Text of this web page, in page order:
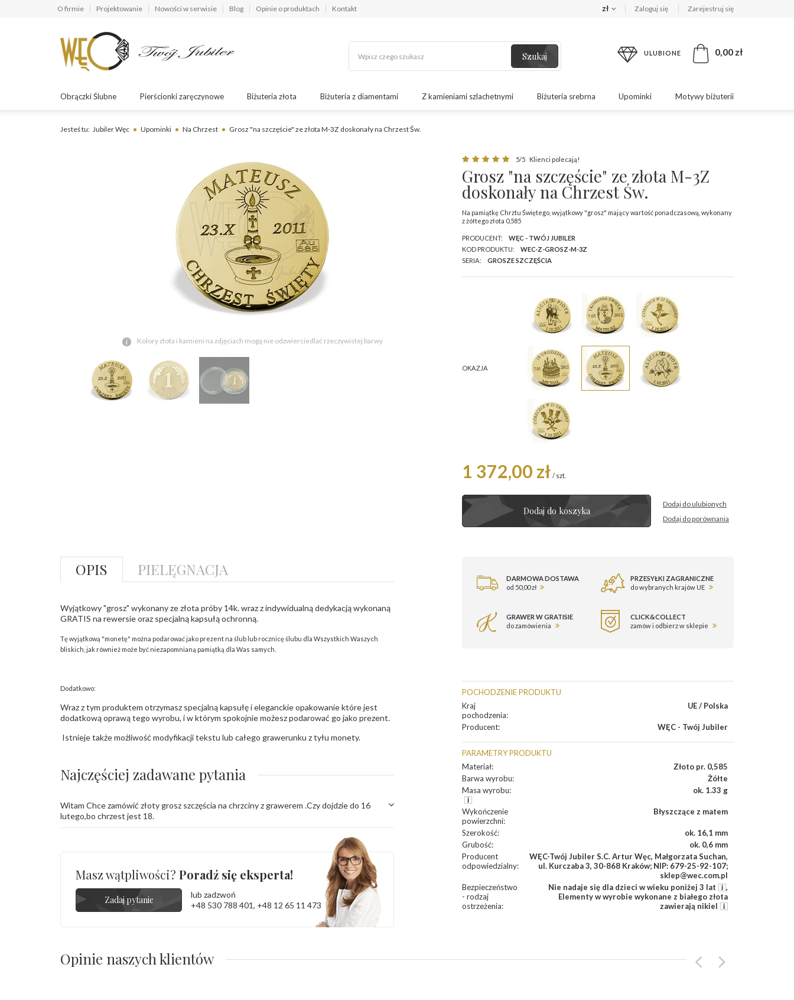
O firmie Projektowanie Nowości w serwisie Blog Opinie o produktach Kontakt zł Zaloguj się Zarejestruj się
Szukaj ULUBIONE 0,00 zł
Obrączki Ślubne Pierścionki zaręczynowe Biżuteria złota Biżuteria z diamentami Z kamieniami szlachetnymi Biżuteria srebrna Upominki Motywy biżuterii
Jesteś tu: Jubiler Węc Upominki Na Chrzest Grosz "na szczęście" ze złota M-3Z doskonały na Chrzest Św.
Kolory złota i kamieni na zdjęciach mogą nie odzwierciedlać rzeczywistej barwy
5/5 Klienci polecają!
Grosz "na szczęście" ze złota M-3Z
doskonały na Chrzest Św.
Na pamiątkę Chrztu Świętego, wyjątkowy "grosz" mający wartość ponadczasową, wykonany
z żółtego złota 0,585
PRODUCENT:
WĘC - TWÓJ JUBILER
KOD PRODUKTU:
WEC-Z-GROSZ-M-3Z
SERIA:
GROSZE SZCZĘŚCIA
OKAZJA
1 372,00 zł / szt.
Dodaj do koszyka
Dodaj do ulubionych
Dodaj do porównania
DARMOWA DOSTAWA
od 50,00 zł
PRZESYŁKI ZAGRANICZNE
do wybranych krajów UE
GRAWER W GRATISIE
do zamówienia
CLICK&COLLECT
zamów i odbierz w sklepie
POCHODZENIE PRODUKTU
Kraj
pochodzenia:
UE / Polska
Producent: WĘC - Twój Jubiler
PARAMETRY PRODUKTU
Materiał:
Złoto pr. 0,585
Barwa wyrobu:
Żółte
Masa wyrobu: ok. 1.33 g
Wykończenie
powierzchni:
Błyszczące z matem
Szerokość:
ok. 16,1 mm
Grubość:
ok. 0,6 mm
Producent
odpowiedzialny:
WĘC-Twój Jubiler S.C. Artur Węc, Małgorzata Suchan,
ul. Kurczaba 3, 30-868 Kraków; NIP: 679-25-92-107;
sklep@wec.com.pl
Bezpieczeństwo
- rodzaj
ostrzeżenia:
Nie nadaje się dla dzieci w wieku poniżej 3 lat
,
Elementy w wyrobie wykonane z białego złota
zawierają nikiel
OPIS PIELĘGNACJA
Wyjątkowy "grosz" wykonany ze złota próby 14k. wraz z indywidualną dedykacją wykonaną
GRATIS na rewersie oraz specjalną kapsułą ochronną.
Tę wyjątkową "monetę" można podarować jako prezent na ślub lub rocznicę ślubu dla Wszystkich Waszych
bliskich, jak również może być niezapomnianą pamiątką dla Was samych.
Dodatkowo:
Wraz z tym produktem otrzymasz specjalną kapsułę i eleganckie opakowanie które jest
dodatkową oprawą tego wyrobu, i w którym spokojnie możesz podarować go jako prezent.
Istnieje także możliwość modyfikacji tekstu lub całego grawerunku z tyłu monety.
Najczęściej zadawane pytania
Witam Chce zamówić złoty grosz szczęścia na chrzciny z grawerem .Czy dojdzie do 16
lutego,bo chrzest jest 18.
Masz wątpliwości? Poradź się eksperta!
Zadaj pytanie
lub zadzwoń
+48 530 788 401, +48 12 65 11 473
Opinie naszych klientów